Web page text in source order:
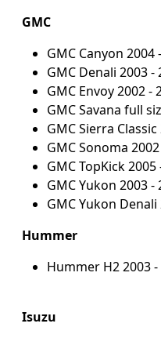
GMC
GMC Canyon 2004
GMC Denali 2003 -
GMC Envoy 2002 -
GMC Savana full
GMC Sierra
GMC Sonoma
GMC TopKick 2005
GMC Yukon 2003 -
GMC Yukon Denali
Hummer
Hummer H2 2003 -
Isuzu